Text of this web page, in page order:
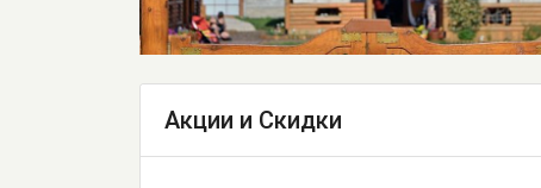
Акции и Скидки